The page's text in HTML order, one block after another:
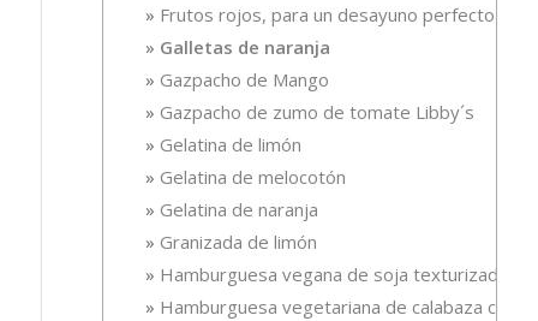
Frutos rojos, para un desayuno perfecto
Galletas de naranja
Gazpacho de Mango
Gazpacho de zumo de tomate Libby´s
Gelatina de limón
Gelatina de melocotón
Gelatina de naranja
Granizada de limón
Hamburguesa vegana de soja texturizada
Hamburguesa vegetariana de calabaza con